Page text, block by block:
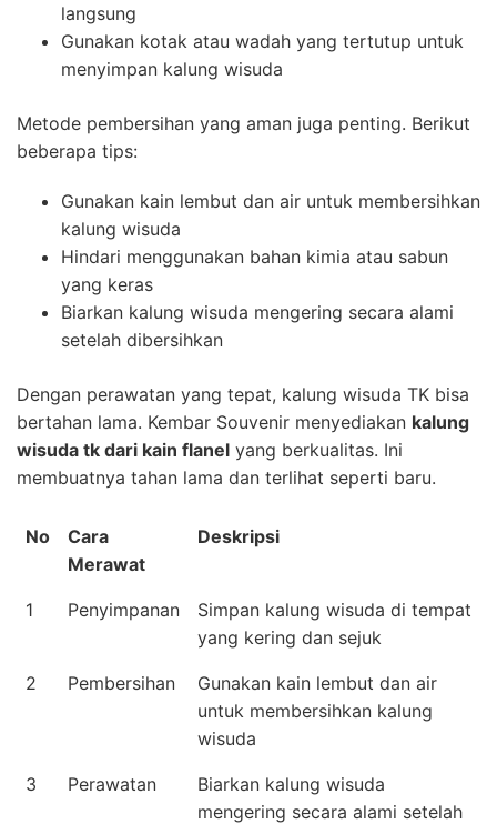
langsung
Gunakan kotak atau wadah yang tertutup untuk
menyimpan kalung wisuda
Metode pembersihan yang aman juga penting. Berikut
beberapa tips:
Gunakan kain lembut dan air untuk membersihkan
kalung wisuda
Hindari menggunakan bahan kimia atau sabun
yang keras
Biarkan kalung wisuda mengering secara alami
setelah dibersihkan
Dengan perawatan yang tepat, kalung wisuda TK bisa
bertahan lama. Kembar Souvenir menyediakan kalung
wisuda tk dari kain flanel yang berkualitas. Ini
membuatnya tahan lama dan terlihat seperti baru.
No
Cara
Merawat
Deskripsi
1 Penyimpanan
Simpan kalung wisuda di tempat
yang kering dan sejuk
2 Pembersihan
Gunakan kain lembut dan air
untuk membersihkan kalung
wisuda
3 Perawatan
Biarkan kalung wisuda
mengering secara alami setelah